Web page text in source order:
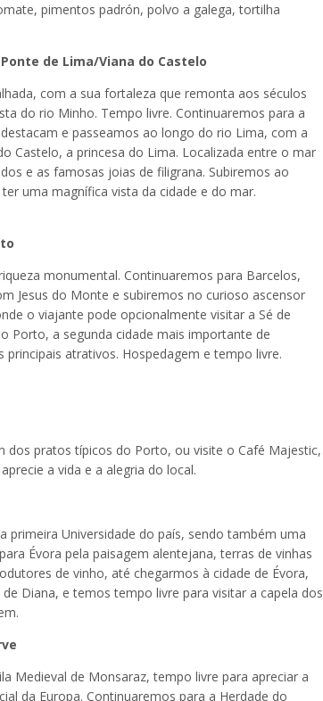
pimentos padrón, polvo a galega, tortilha
de Lima/Viana do Castelo
com a sua fortaleza que remonta aos séculos
do rio Minho. Tempo livre. Continuaremos para a
e passeamos ao longo do rio Lima, com a
Castelo, a princesa do Lima. Localizada entre o mar
e as famosas joias de filigrana. Subiremos ao
uma magnífica vista da cidade e do mar.
monumental. Continuaremos para Barcelos,
Jesus do Monte e subiremos no curioso ascensor
o viajante pode opcionalmente visitar a Sé de
Porto, a segunda cidade mais importante de
atrativos. Hospedagem e tempo livre.
dos pratos típicos do Porto, ou visite o Café Majestic,
a vida e a alegria do local.
primeira Universidade do país, sendo também uma
Évora pela paisagem alentejana, terras de vinhas
de vinho, até chegarmos à cidade de Évora,
Diana, e temos tempo livre para visitar a capela dos
Medieval de Monsaraz, tempo livre para apreciar a
da Europa. Continuaremos para a Herdade do